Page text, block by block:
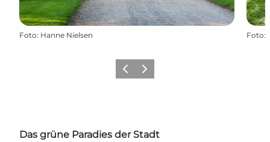
Foto: Hanne Nielsen Foto:
ZurückWeiter
Das grüne Paradies der Stadt